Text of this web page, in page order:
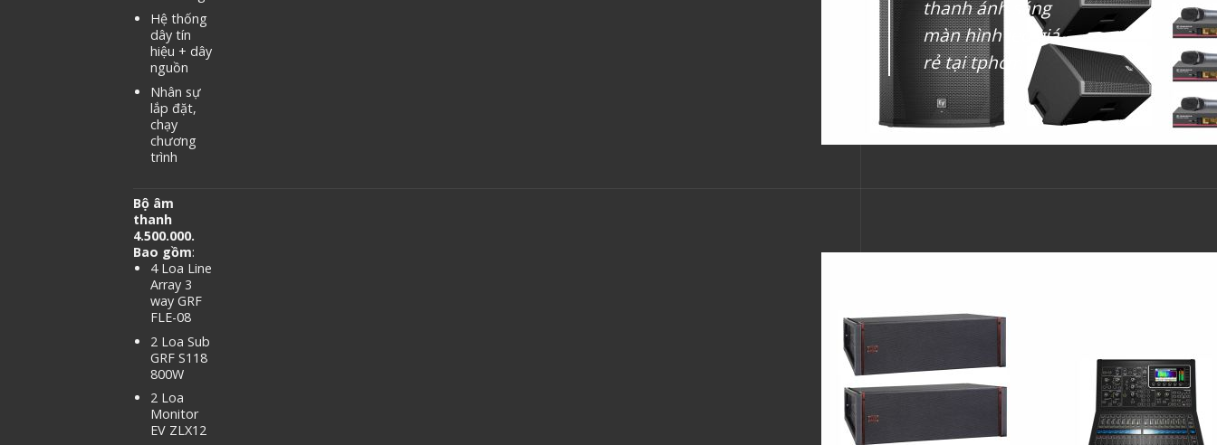
Hệ thống
dây tín
hiệu + dây
nguồn
Nhân sự
lắp đặt,
chạy
chương
trình
Bộ âm
thanh
4.500.000.
Bao gồm:
4 Loa Line
Array 3
way GRF
FLE-08
2 Loa Sub
GRF S118
800W
2 Loa
Monitor
EV ZLX12
thanh ánh sáng
màn hình led giá
rẻ tại tphcm